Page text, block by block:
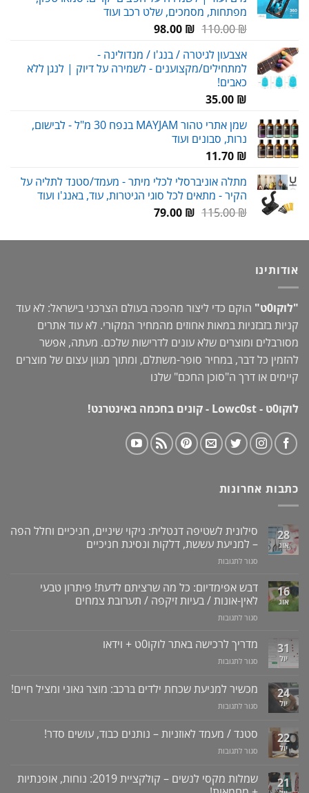
מפתחות, מסמכים, שלט רכב ועוד
110.00₪
המחיר
היה:
110.00 ₪.
98.00 ₪
המחיר
הוא:
98.00 ₪.
אצבעון לגיטרה / בנג'ו / מנדולינה -
למתחילים/מקצוענים - לשמירה על דיוק | לנגן ללא
כאבים!
35.00 ₪
שמן אתרי טהור MAYJAM בנפח 30 מ"ל - לבישום,
נרות, סבונים ועוד
11.70 ₪
מתלה אוניברסלי לכלי מיתר - מעמד/סטנד לתליה על
הקיר - מתאים לכל סוגי הגיטרות, עוד, באנג'ו ועוד
115.00₪
המחיר
היה:
79.00 ₪
המחיר
הוא:
אודותינו
"לוקו0ט"
הוקם כדי ליצור מהפכה בעולם הצרכני בישראל: לא עוד
קניות בזבזניות במאות אחוזים מהמחיר המקורי. לא עוד אתרים
מסורבלים ומוצרים שלא עונים לדרישות שלכם. מעתה, אפשר
להזמין כל דבר, במחיר סופר-משתלם, ומתוך מגוון עצום של מוצרים
קיימים או דרך ה"סוכן החכם" שלנו
לוקו0ט - Lowc0st - קונים בחכמה באינטרנט!
כתבות אחרונות
28
אוג
סילונית לשטיפה דנטלית: ניקוי שיניים, חניכיים וחלל הפה
– למניעת עששת, דלקות ונסיגת חניכיים
סגור לתגובות
לשטיפה
דנטלית:
ניקוי
שיניים,
וחלל
–
עששת,
16
אוג
דבש אפימדיום: כל מה שרציתם לדעת! פיתרון טבעי
לאין-אונות / בעיות זיקפה / תערובת צמחים
סגור לתגובות
אפימדיום:
מה
לדעת!
טבעי
/
תערובת
31
יול
מדריך לרכישה באתר לוקו0ט + וידאו
סגור לתגובות
לרכישה
באתר
וידאו
24
יול
מכשיר למניעת שכחת ילדים ברכב: מוצר גאוני ומציל חיים!
סגור לתגובות
למניעת
שכחת
ילדים
מוצר
גאוני
22
יול
סטנד / מעמד לאוזניות – נותנים כבוד, עושים סדר!
סגור לתגובות
/
מעמד
21
שמלות מקסי לנשים – קולקציית 2019: נוחות, אופנתיות